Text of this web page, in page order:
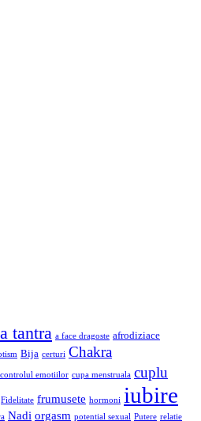
tantra a face dragoste afrodiziace
Bija certuri Chakra
controlul emotiilor cupa menstruala cuplu
Fidelitate frumusete hormoni iubire
Nadi orgasm potential sexual Putere relatie